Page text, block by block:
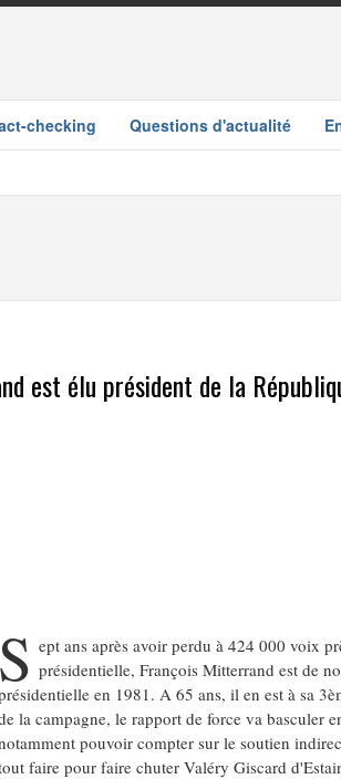
checking Questions d'actualité
est élu président de la
S ept ans après avoir perdu à 424 000 voix
présidentielle, François Mitterrand est de
en 1981. A 65 ans, il en est à sa
la campagne, le rapport de force va basculer
pouvoir compter sur le soutien
faire pour faire chuter Valéry Giscard